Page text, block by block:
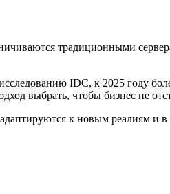
традиционными
IDC, к 2025 году
выбрать, чтобы бизнес не
к новым реалиям и